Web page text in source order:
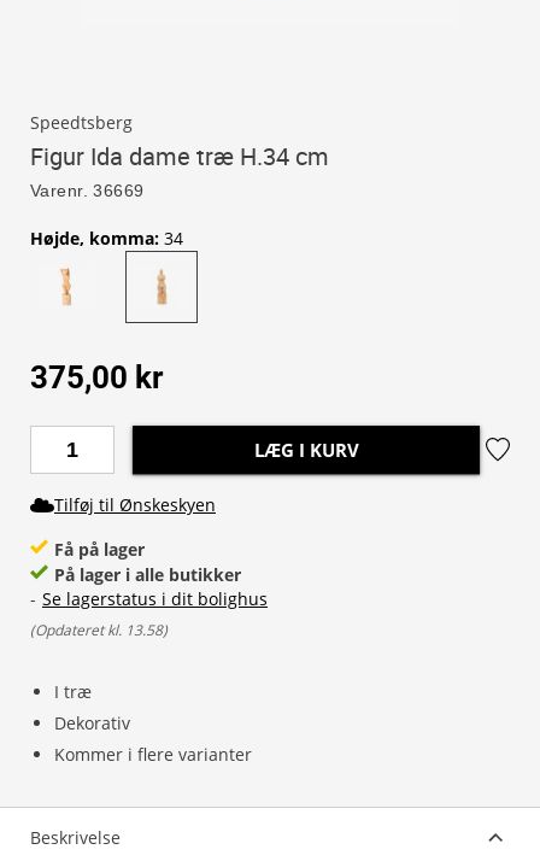
Speedtsberg
Figur Ida dame træ H.34 cm
Varenr. 36669
I træ
Dekorativ
Kommer i flere varianter
Højde, komma: 34
375,00 kr
LÆG I KURV
Tilføj til Ønskeskyen
Få på lager
På lager i alle butikker
- Se lagerstatus i dit bolighus
(Opdateret kl. 13.58)
Beskrivelse